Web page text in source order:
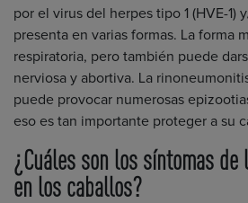
por el virus del herpes tipo 1 (HVE-1)
presenta en varias formas. La forma
respiratoria, pero también puede
nerviosa y abortiva. La
puede provocar numerosas
eso es tan importante proteger a su
¿Cuáles son los síntomas
en los caballos?